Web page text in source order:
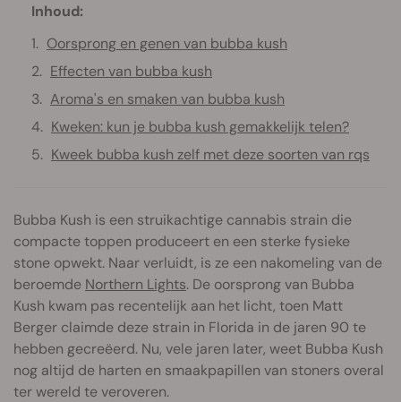
Inhoud:
Oorsprong en genen van bubba kush
Effecten van bubba kush
Aroma's en smaken van bubba kush
Kweken: kun je bubba kush gemakkelijk telen?
Kweek bubba kush zelf met deze soorten van rqs
Bubba Kush is een struikachtige cannabis strain die
compacte toppen produceert en een sterke fysieke
stone opwekt. Naar verluidt, is ze een nakomeling van de
beroemde Northern Lights. De oorsprong van Bubba
Kush kwam pas recentelijk aan het licht, toen Matt
Berger claimde deze strain in Florida in de jaren 90 te
hebben gecreëerd. Nu, vele jaren later, weet Bubba Kush
nog altijd de harten en smaakpapillen van stoners overal
ter wereld te veroveren.